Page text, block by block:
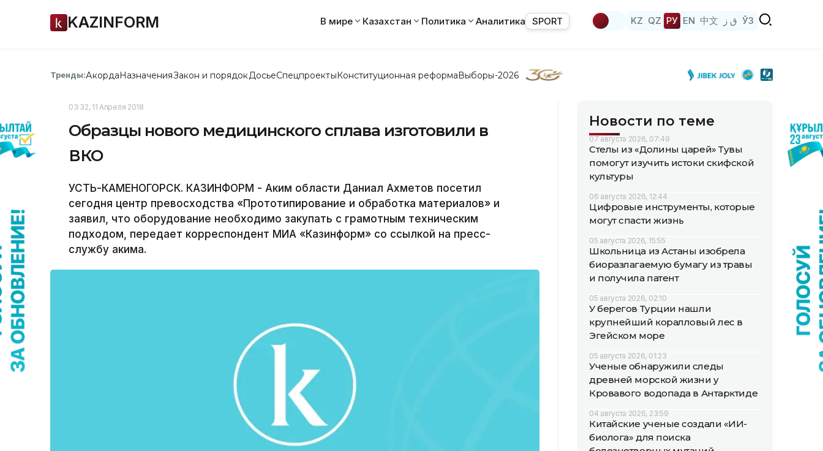
KAZINFORM В мире Казахстан Политика Аналитика SPORT KZ QZ РУ EN 中文 ق ز ЎЗ
Тренды:АкордаНазначенияЗакон и порядок ДосьеСпецпроектыКонституционная реформаВыборы-2026
03:32, 11 Апреля 2018
Образцы нового медицинского сплава изготовили в
ВКО
УСТЬ-КАМЕНОГОРСК. КАЗИНФОРМ - Аким области Даниал Ахметов посетил
сегодня центр превосходства «Прототипирование и обработка материалов» и
заявил, что оборудование необходимо закупать с грамотным техническим
подходом, передает корреспондент МИА «Казинформ» со ссылкой на пресс-
службу акима.
Новости по теме
07 августа 2026, 07:49
Стелы из «Долины царей» Тувы
помогут изучить истоки скифской
культуры
06 августа 2026, 12:44
Цифровые инструменты, которые
могут спасти жизнь
05 августа 2026, 15:55
Школьница из Астаны изобрела
биоразлагаемую бумагу из травы
и получила патент
05 августа 2026, 02:10
У берегов Турции нашли
крупнейший коралловый лес в
Эгейском море
05 августа 2026, 01:23
Ученые обнаружили следы
древней морской жизни у
Кровавого водопада в Антарктиде
04 августа 2026, 23:59
Китайские ученые создали «ИИ-
биолога» для поиска